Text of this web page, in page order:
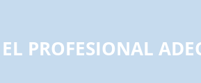
PROFESIONAL